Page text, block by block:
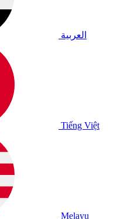
العربية
Tiếng Việt
Melayu